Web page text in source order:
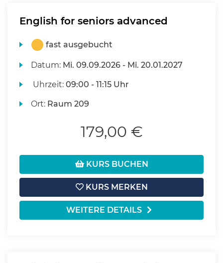
English for seniors advanced
fast ausgebucht
Datum: Mi. 09.09.2026 - Mi. 20.01.2027
Uhrzeit:09:00 - 11:15 Uhr
Ort: Raum 209
179,00 €
KURS BUCHEN
KURS MERKEN
WEITERE DETAILS